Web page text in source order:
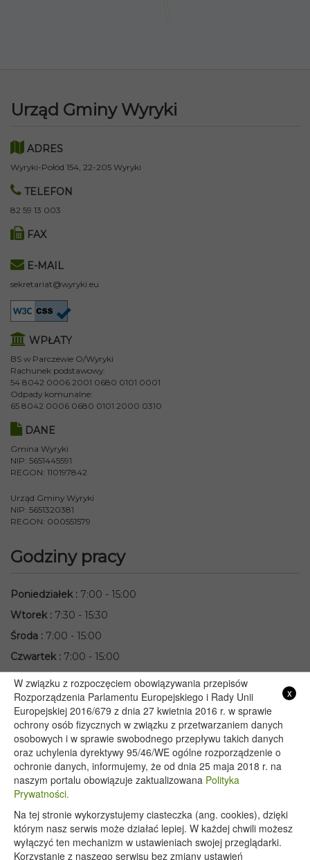
Urząd Gminy Wyryki
ADRES
Wyryki-Połód 154, 22-205 Wyryki
TELEFON
82 59 13 003
FAX
E-MAIL
sekretariat@wyryki.eu
WPŁATY
BS w Parczewie O/Wyryki
Rachunek podstawowy:
54 8042 0006 2001 0680 0101 0001
Odpady komunalne:
65 8042 0006 0680 0101 2000 0310
DANE
Gmina Wyryki
NIP: 5651445591
REGON: 110197842
Urząd Gminy Wyryki
NIP: 5651320381
REGON: 000551579
Godziny pracy
Poniedziałek: 7:00 - 15:00
Wtorek: 7:30 - 15:30
Środa : 7:00 - 15:00
Czwartek: 7:00 - 15:00
Piątek
7:00 - 15:00
Przydatne linki
Starostwo Powiatowe we Włodawie
Lubelski Urząd Wojewódzki w Lublinie
Urząd Marszałkowski Województwa Lubelskiego w Lublinie
Serwis Rzeczypospolitej Polskiej
PGE – Planowane wyłączenia prądu
Poczta E-mail
x
W związku z rozpoczęciem obowiązywania przepisów
Rozporządzenia Parlamentu Europejskiego i Rady Unii
Europejskiej 2016/679 z dnia 27 kwietnia 2016 r. w sprawie
ochrony osób fizycznych w związku z przetwarzaniem danych
osobowych i w sprawie swobodnego przepływu takich danych
oraz uchylenia dyrektywy 95/46/WE ogólne rozporządzenie o
ochronie danych, informujemy, że od dnia 25 maja 2018 r. na
naszym portalu obowiązuje zaktualizowana Polityka
Prywatności.
Na tej stronie wykorzystujemy ciasteczka (ang. cookies), dzięki
którym nasz serwis może działać lepiej. W każdej chwili możesz
wyłączyć ten mechanizm w ustawieniach swojej przeglądarki.
Korzystanie z naszego serwisu bez zmiany ustawień